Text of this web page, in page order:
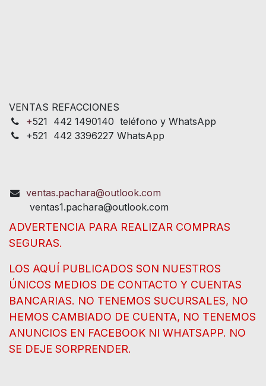
VENTAS REFACCIONES
+521 442 1490140 teléfono y WhatsApp
+521 442 3396227 WhatsApp
ventas.pachara@outlook.com
ventas1.pachara@outlook.com
ADVERTENCIA PARA REALIZAR COMPRAS
SEGURAS.
LOS AQUÍ PUBLICADOS SON NUESTROS
ÚNICOS MEDIOS DE CONTACTO Y CUENTAS
BANCARIAS. NO TENEMOS SUCURSALES, NO
HEMOS CAMBIADO DE CUENTA, NO TENEMOS
ANUNCIOS EN FACEBOOK NI WHATSAPP. NO
SE DEJE SORPRENDER.